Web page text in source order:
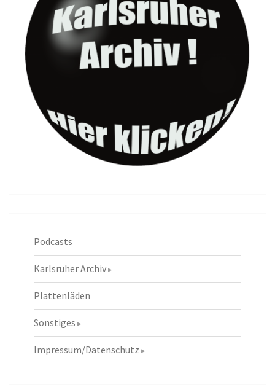
Podcasts
Karlsruher Archiv
Plattenläden
Sonstiges
Impressum/Datenschutz